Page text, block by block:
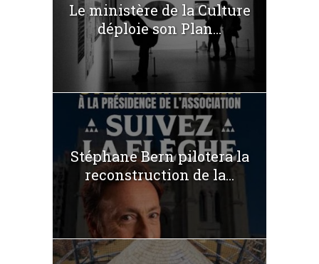
Le ministère de la Culture
déploie son Plan...
Stéphane Bern pilotera la
reconstruction de la...